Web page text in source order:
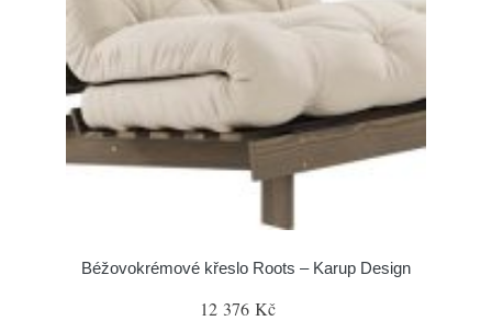
Béžovokrémové křeslo Roots – Karup Design
12 376 Kč